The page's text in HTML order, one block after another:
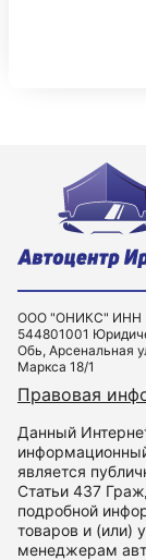
ООО "ОНИКС" ИНН
544801001
Обь, Арсенальная
Маркса 18/1
Правовая
Данный
является
Статьи 437
подробной
товаров и (или)
менеджерам